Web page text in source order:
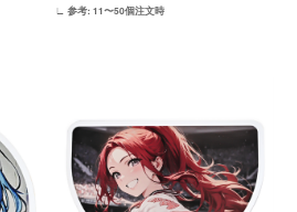
∟ 参考: 11〜50個注文時